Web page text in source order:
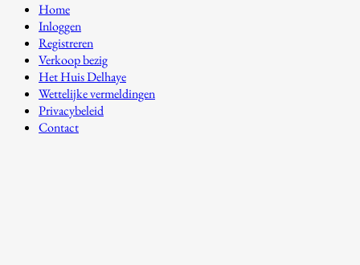
Home
Inloggen
Registreren
Verkoop bezig
Het Huis Delhaye
Wettelijke vermeldingen
Privacybeleid
Contact